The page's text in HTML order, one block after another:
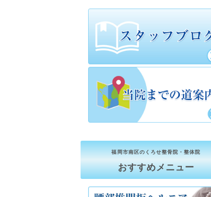
福岡市南区のくろせ整骨院・整体院
おすすめメニュー